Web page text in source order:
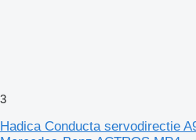
3
Hadica Conducta servodirectie